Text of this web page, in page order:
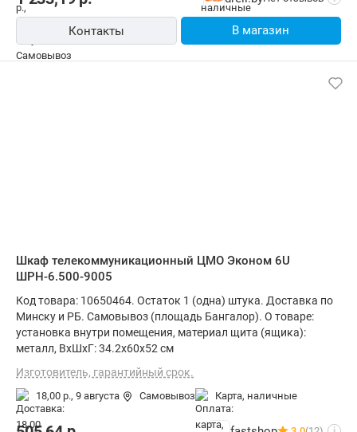
Контакты В магазин
Шкаф телекоммуникационный ЦМО Эконом 6U
ШРН-6.500-9005
Код товара: 10650464. Остаток 1 (одна) штука. Доставка по
Минску и РБ. Самовывоз (площадь Бангалор). О товаре:
установка внутри помещения, материал щита (ящика):
металл, ВхШхГ: 34.2x60x52 см
Изготовитель, гарантийный срок.
18,00 р., 9 августа Самовывоз карта, наличные